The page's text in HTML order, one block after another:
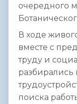
очередного
В ходе
вместе с
труду и
разбирались
поиска